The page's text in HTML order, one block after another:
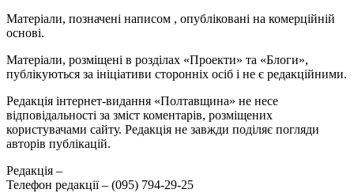
Матеріали, позначені написом , опубліковані на комерційній
основі.
Матеріали, розміщені в розділах «Проекти» та «Блоги»,
публікуються за ініціативи сторонніх осіб і не є редакційними.
Редакція інтернет-видання «Полтавщина» не несе
відповідальності за зміст коментарів, розміщених
користувачами сайту. Редакція не завжди поділяє погляди
авторів публікацій.
Редакція –
Телефон редакції – (095) 794-29-25